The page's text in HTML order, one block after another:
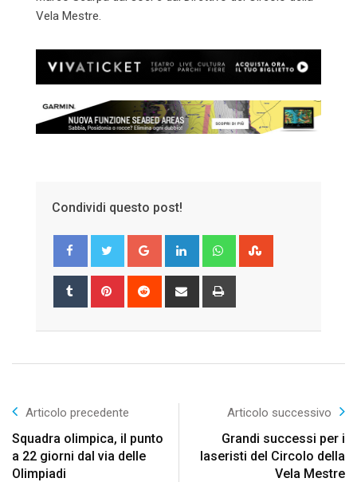
Vela Mestre.
Condividi questo post!
Google+ LinkedIn Whatsapp
Tumblr Pinterest Reddit
Share
Articolo precedente
Squadra olimpica, il punto
a 22 giorni dal via delle
Olimpiadi
Articolo successivo
Grandi successi per i
laseristi del Circolo della
Vela Mestre